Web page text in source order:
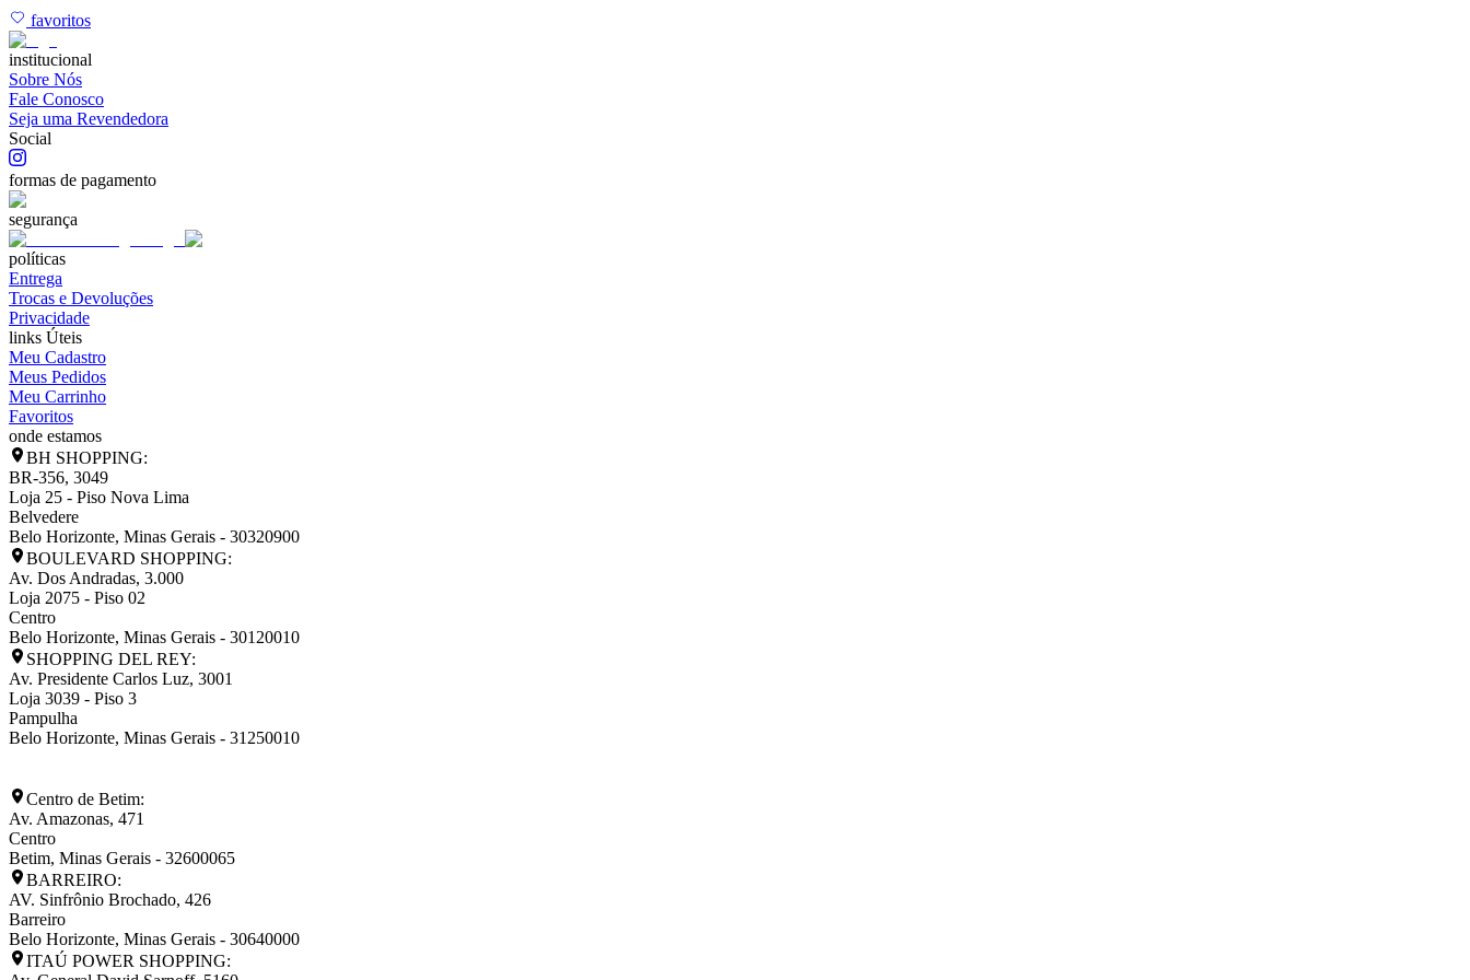
favoritos
institucional
Sobre Nós
Fale Conosco
Seja uma Revendedora
Social
formas de pagamento
segurança
políticas
Entrega
Trocas e Devoluções
Privacidade
links Úteis
Meu Cadastro
Meus Pedidos
Meu Carrinho
Favoritos
onde estamos
BH SHOPPING:
BR-356, 3049
Loja 25 - Piso Nova Lima
Belvedere
Belo Horizonte, Minas Gerais - 30320900
BOULEVARD SHOPPING:
Av. Dos Andradas, 3.000
Loja 2075 - Piso 02
Centro
Belo Horizonte, Minas Gerais - 30120010
SHOPPING DEL REY:
Av. Presidente Carlos Luz, 3001
Loja 3039 - Piso 3
Pampulha
Belo Horizonte, Minas Gerais - 31250010
Centro de Betim:
Av. Amazonas, 471
Centro
Betim, Minas Gerais - 32600065
BARREIRO:
AV. Sinfrônio Brochado, 426
Barreiro
Belo Horizonte, Minas Gerais - 30640000
ITAÚ POWER SHOPPING: